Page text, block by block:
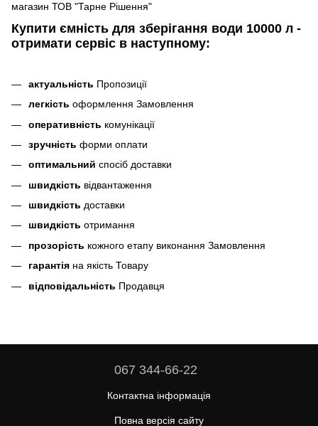
магазин ТОВ "Тарне Рішення"
Купити ємність для зберігання води 10000 л -
отримати сервіс в наступному:
актуальність Пропозиції
легкість оформлення Замовлення
оперативність комунікації
зручність форми оплати
оптимальний спосіб доставки
швидкість відвантаження
швидкість доставки
швидкість отримання
прозорість кожного етапу виконання Замовлення
гарантія на якість Товару
відповідальність Продавця
067 344-66-22
Контактна інформація
Повна версія сайту